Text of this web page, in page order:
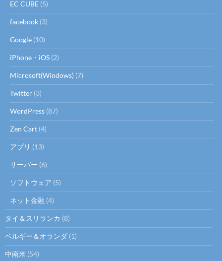
EC CUBE (5)
facebook (3)
Google (10)
iPhone・iOS (2)
Microsoft(Windows) (7)
Twitter (3)
WordPress (87)
Zen Cart (4)
アプリ (13)
サーバー (6)
ソフトウェア (5)
ネット金融 (4)
タイ＆スリランカ (8)
ベルギー＆オランダ (1)
中南米 (54)